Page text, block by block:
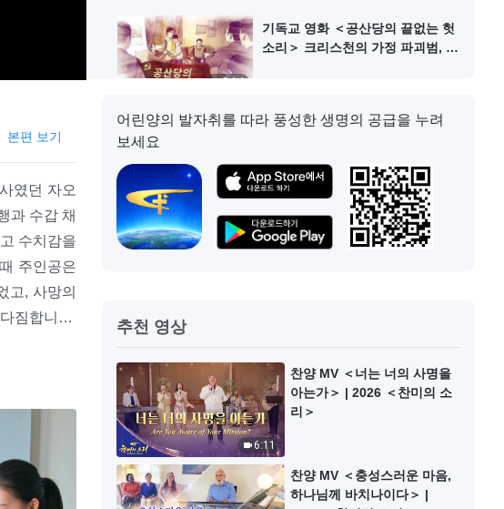
2:14
기독교 영화 ＜공산당의 끝없는 헛
소리＞ 크리스천의 가정 파괴범, 중
2:58
기독교 영화 ＜다시 얻은 생명＞ 하
(예고편)
기독교 영화 ＜공산주의 유언비어
＞ 중국 정부의 크리스천 세뇌 실체
2:46
기독교 간증 영상＜적색 교육＞ (예
고편)
본편 보기
였던 자오
과 수갑 채
수치감을
주인공은
고, 사망의
짐합니다.
며 사탄에
어린양의 발자취를 따라 풍성한 생명의 공급을 누려
보세요
추천 영상
6:11
찬양 MV ＜너는 너의 사명을
아는가＞ | 2026 ＜찬미의 소
리＞
찬양 MV ＜충성스러운 마음,
하나님께 바치나이다＞ |